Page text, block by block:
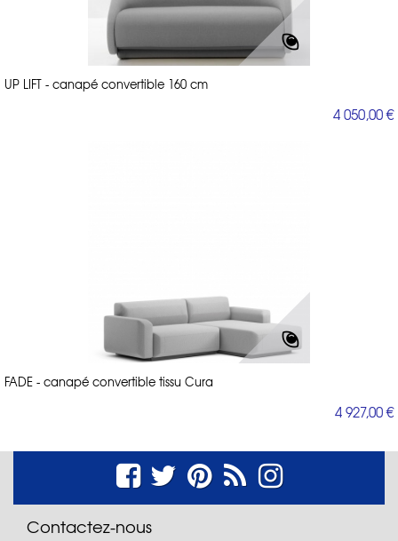
UP LIFT - canapé convertible 160 cm
4 050,00 €
FADE - canapé convertible tissu Cura
4 927,00 €
Contactez-nous